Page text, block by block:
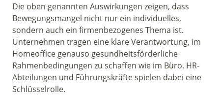
Die oben genannten Auswirkungen zeigen, dass
Bewegungsmangel nicht nur ein individuelles,
sondern auch ein firmenbezogenes Thema ist.
Unternehmen tragen eine klare Verantwortung, im
Homeoffice genauso gesundheitsförderliche
Rahmenbedingungen zu schaffen wie im Büro. HR-
Abteilungen und Führungskräfte spielen dabei eine
Schlüsselrolle.